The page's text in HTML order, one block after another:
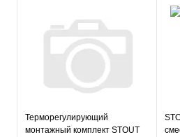
Терморегулирующий
монтажный комплект STOUT